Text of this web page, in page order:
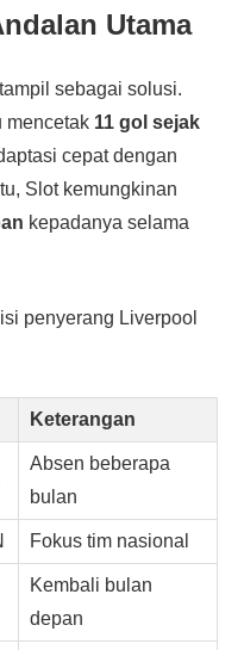
Utama
sebagai solusi.
mencetak 11 gol sejak
cepat dengan
Slot kemungkinan
kepadanya selama
penyerang Liverpool
Keterangan
Absen beberapa
bulan
Fokus tim nasional
Kembali bulan
depan